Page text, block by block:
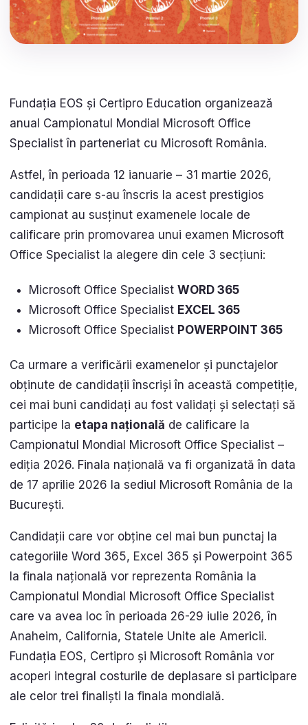
Fundația EOS și Certipro Education organizează
anual Campionatul Mondial Microsoft Office
Specialist în parteneriat cu Microsoft România.
Astfel, în perioada 12 ianuarie – 31 martie 2026,
candidații care s-au înscris la acest prestigios
campionat au susținut examenele locale de
calificare prin promovarea unui examen Microsoft
Office Specialist la alegere din cele 3 secțiuni:
Microsoft Office Specialist WORD 365
Microsoft Office Specialist EXCEL 365
Microsoft Office Specialist POWERPOINT 365
Ca urmare a verificării examenelor și punctajelor
obținute de candidații înscriși în această competiție,
cei mai buni candidați au fost validați și selectați să
participe la etapa națională de calificare la
Campionatul Mondial Microsoft Office Specialist –
ediția 2026. Finala națională va fi organizată în data
de 17 aprilie 2026 la sediul Microsoft România de la
București.
Candidații care vor obține cel mai bun punctaj la
categoriile Word 365, Excel 365 și Powerpoint 365
la finala națională vor reprezenta România la
Campionatul Mondial Microsoft Office Specialist
care va avea loc în perioada 26-29 iulie 2026, în
Anaheim, California, Statele Unite ale Americii.
Fundația EOS, Certipro și Microsoft România vor
acoperi integral costurile de deplasare si participare
ale celor trei finaliști la finala mondială.